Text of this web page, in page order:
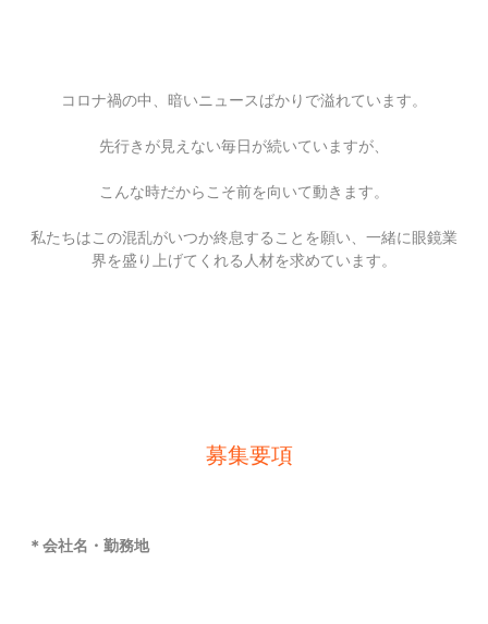
コロナ禍の中、暗いニュースばかりで溢れています。
先行きが見えない毎日が続いていますが、
こんな時だからこそ前を向いて動きます。
私たちはこの混乱がいつか終息することを願い、一緒に眼鏡業
界を盛り上げてくれる人材を求めています。
募集要項
＊会社名・勤務地